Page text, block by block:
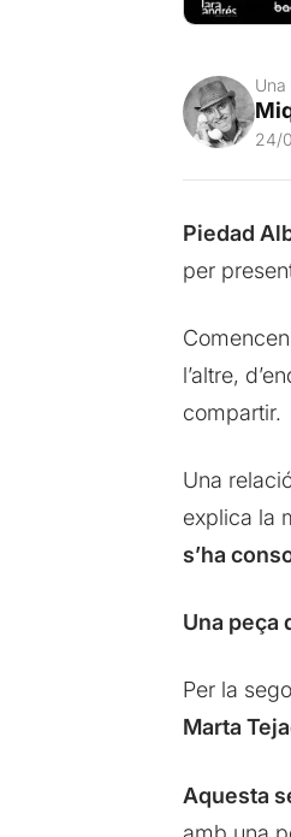
Una
24/
Piedad
per
l’altre,
compartir.
Una
explica la
s’ha
Una peça
Per la
Marta
Aquesta